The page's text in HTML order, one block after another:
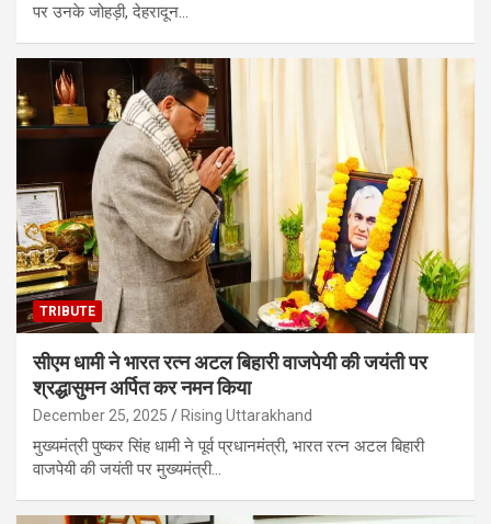
पर उनके जोहड़ी, देहरादून…
TRIBUTE
सीएम धामी ने भारत रत्न अटल बिहारी वाजपेयी की जयंती पर
श्रद्धासुमन अर्पित कर नमन किया
December 25, 2025 Rising Uttarakhand
मुख्यमंत्री पुष्कर सिंह धामी ने पूर्व प्रधानमंत्री, भारत रत्न अटल बिहारी
वाजपेयी की जयंती पर मुख्यमंत्री…